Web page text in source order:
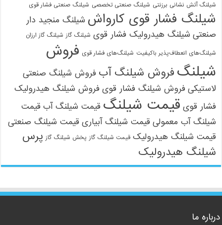
شیلنگ آتش نشانی برزنتی شیلنگ صنعتی تخصصی شیلنگ صنعتی فشار قوی
شیلنگ فشار قوی کارواش شیلنگ منجید دار
صنعتی شیلنگ هیدرولیک فشار قوی شیلنگ گاز شیلنگ گاز ارزان
شیلنگ‌های انعطاف‌پذیر باکیفیت شیلنگ‌های فشار قوی فروش
شیلنگ فروش شیلنگ آب فروش شیلنگ صنعتی
لاستیکی فروش شیلنگ فشار قوی فروش شیلنگ هیدرولیک
فشار قوی قیمت شیلنگ قیمت شیلنگ آب قیمت
شیلنگ آب معمولی قیمت شیلنگ آبیاری قیمت شیلنگ صنعتی
قیمت شیلنگ هیدرولیک قیمت شیلنگ گاز پخش شیلنگ گاز پرس
شیلنگ هیدرولیک
درباره ما